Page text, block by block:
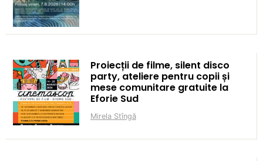
Proiecții de filme, silent disco
party, ateliere pentru copii și
mese comunitare gratuite la
Eforie Sud
Mirela Stîngă